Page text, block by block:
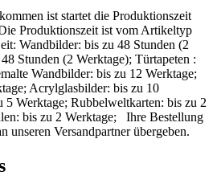
ist startet die Produktionszeit
Produktionszeit ist vom Artikeltyp
Wandbilder: bis zu 48 Stunden (2
Stunden (2 Werktage); Türtapeten :
Wandbilder: bis zu 12 Werktage;
Acrylglasbilder: bis zu 10
5 Werktage; Rubbelweltkarten: bis zu 2
bis zu 2 Werktage; Ihre Bestellung
unseren Versandpartner übergeben.